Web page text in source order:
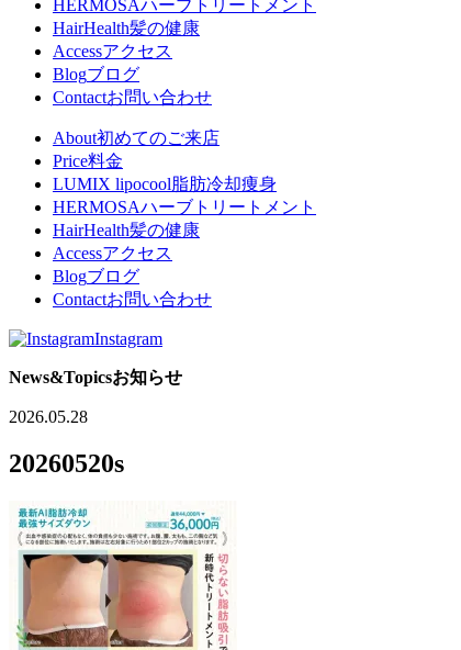
HERMOSAハーブトリートメント
HairHealth髪の健康
Accessアクセス
Blogブログ
Contactお問い合わせ
About初めてのご来店
Price料金
LUMIX lipocool 脂肪冷却痩身
HERMOSAハーブトリートメント
HairHealth髪の健康
Accessアクセス
Blogブログ
Contactお問い合わせ
Instagram
News&Topicsお知らせ
2026.05.28
20260520s